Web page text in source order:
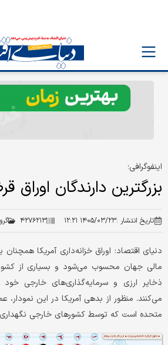
اینفوگرافی؛
بزرگترین دارندگان اوراق
تاریخ انتشار :۱۴۰۵/۰۳/۲۳ ۱۲:۲۱ ۴۲۷۶۲۱۳
دنیای اقتصاد: اوراق خزانه‌داری آمریکا
مالی جهان محسوب می‌شود و بسیاری از
ذخایر ارزی و سرمایه‌گذاری‌های خارجی خود
می‌کنند. منظور از بدهی آمریکا در این نمودار،
متحده است که توسط کشورهای خارجی